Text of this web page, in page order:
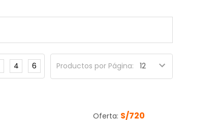
Productos por Página:
4 6
Oferta: S/720